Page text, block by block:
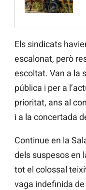
Els sindicats
escalonat, però
escoltat. Van a la
pública i per a
prioritat, ans al
i a la concertada
Continue en la
dels suspesos en
tot el colossal
vaga indefinida de